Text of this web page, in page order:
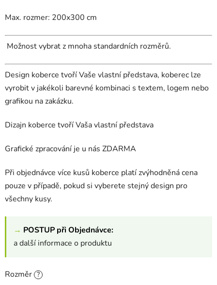
Max. rozmer: 200x300 cm
Možnost vybrat z mnoha standardních rozměrů.
Design koberce tvoří Vaše vlastní představa, koberec lze
vyrobit v jakékoli barevné kombinaci s textem, logem nebo
grafikou na zakázku.
Dizajn koberce tvoří Vaša vlastní představa
Grafické zpracování je u nás ZDARMA
Při objednávce více kusů koberce platí zvýhodněná cena
pouze v případě, pokud si vyberete stejný design pro
všechny kusy.
→ POSTUP při Objednávce:
a další informace o produktu
Rozměr ?